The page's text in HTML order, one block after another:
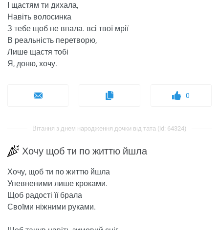
І щастям ти дихала,
Навіть волосинка
З тебе щоб не впала. всі твої мрії
В реальність перетворю,
Лише щастя тобі
Я, доню, хочу.
0
Вітання з днем ​​народження дочки від тата (id: 64324)
Хочу щоб ти по життю йшла
Хочу, щоб ти по життю йшла
Упевненими лише кроками.
Щоб радості її брала
Своїми ніжними руками.